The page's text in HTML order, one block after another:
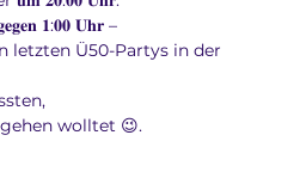
𝟏:𝟎𝟎 𝐔𝐡𝐫 –
letzten Ü50-Partys in der
wolltet 😉.